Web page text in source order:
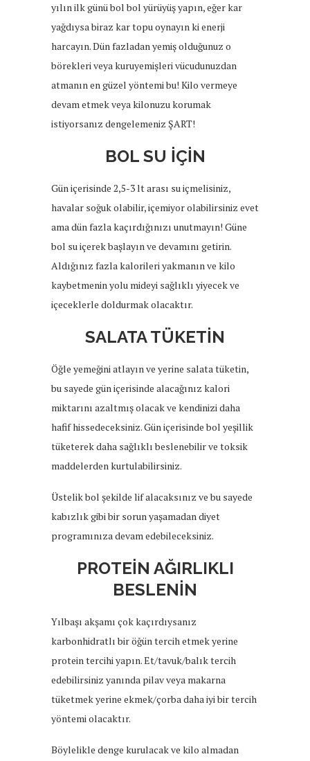
yılın ilk günü bol bol yürüyüş yapın, eğer kar
yağdıysa biraz kar topu oynayın ki enerji
harcayın. Dün fazladan yemiş olduğunuz o
börekleri veya kuruyemişleri vücudunuzdan
atmanın en güzel yöntemi bu! Kilo vermeye
devam etmek veya kilonuzu korumak
istiyorsanız dengelemeniz ŞART!
BOL SU İÇİN
Gün içerisinde 2,5-3 lt arası su içmelisiniz,
havalar soğuk olabilir, içemiyor olabilirsiniz evet
ama dün fazla kaçırdığınızı unutmayın! Güne
bol su içerek başlayın ve devamını getirin.
Aldığınız fazla kalorileri yakmanın ve kilo
kaybetmenin yolu mideyi sağlıklı yiyecek ve
içeceklerle doldurmak olacaktır.
SALATA TÜKETİN
Öğle yemeğini atlayın ve yerine salata tüketin,
bu sayede gün içerisinde alacağınız kalori
miktarını azaltmış olacak ve kendinizi daha
hafif hissedeceksiniz. Gün içerisinde bol yeşillik
tüketerek daha sağlıklı beslenebilir ve toksik
maddelerden kurtulabilirsiniz.
Üstelik bol şekilde lif alacaksınız ve bu sayede
kabızlık gibi bir sorun yaşamadan diyet
programınıza devam edebileceksiniz.
PROTEİN AĞIRLIKLI
BESLENİN
Yılbaşı akşamı çok kaçırdıysanız
karbonhidratlı bir öğün tercih etmek yerine
protein tercihi yapın. Et/tavuk/balık tercih
edebilirsiniz yanında pilav veya makarna
tüketmek yerine ekmek/çorba daha iyi bir tercih
yöntemi olacaktır.
Böylelikle denge kurulacak ve kilo almadan